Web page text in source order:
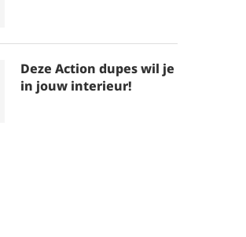
Deze Action dupes wil je
in jouw interieur!